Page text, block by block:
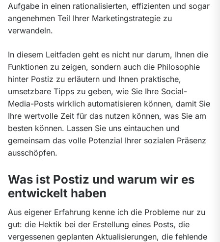
Aufgabe in einen rationalisierten, effizienten und sogar
angenehmen Teil Ihrer Marketingstrategie zu
verwandeln.
In diesem Leitfaden geht es nicht nur darum, Ihnen die
Funktionen zu zeigen, sondern auch die Philosophie
hinter Postiz zu erläutern und Ihnen praktische,
umsetzbare Tipps zu geben, wie Sie Ihre Social-
Media-Posts wirklich automatisieren können, damit Sie
Ihre wertvolle Zeit für das nutzen können, was Sie am
besten können. Lassen Sie uns eintauchen und
gemeinsam das volle Potenzial Ihrer sozialen Präsenz
ausschöpfen.
Was ist Postiz und warum wir es
entwickelt haben
Aus eigener Erfahrung kenne ich die Probleme nur zu
gut: die Hektik bei der Erstellung eines Posts, die
vergessenen geplanten Aktualisierungen, die fehlende